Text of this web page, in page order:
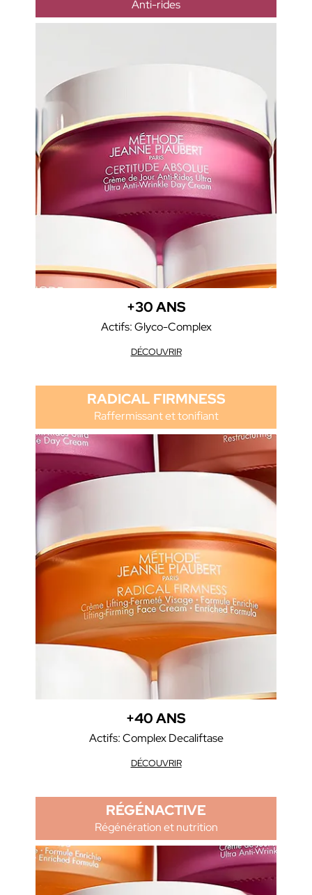
Anti-rides
+30 ANS
Actifs: Glyco-Complex
DÉCOUVRIR
RADICAL FIRMNESS
Raffermissant et tonifiant
+40 ANS
Actifs: Complex Decaliftase
DÉCOUVRIR
RÉGÉNACTIVE
Régénération et nutrition